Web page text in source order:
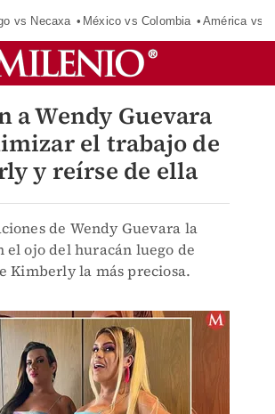
vs Necaxa México vs Colombia América vs
a Wendy Guevara
el trabajo de
y reírse de ella
de Wendy Guevara la
el ojo del huracán luego de
Kimberly la más preciosa.